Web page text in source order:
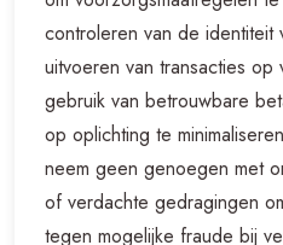
controleren van de identiteit
uitvoeren van transacties
gebruik van betrouwbare
op oplichting te
neem geen genoegen met
of verdachte gedragingen
tegen mogelijke fraude bij